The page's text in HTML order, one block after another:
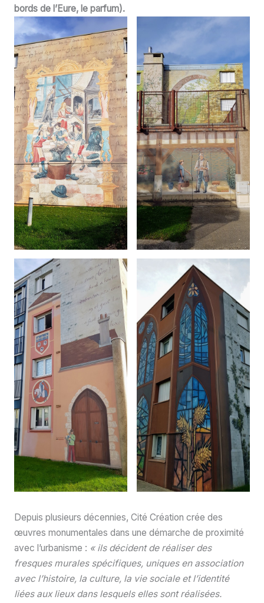
bords de l’Eure, le parfum).
Depuis plusieurs décennies, Cité Création crée des
œuvres monumentales dans une démarche de proximité
avec l’urbanisme : « ils décident de réaliser des
fresques murales spécifiques, uniques en association
avec l’histoire, la culture, la vie sociale et l’identité
liées aux lieux dans lesquels elles sont réalisées.